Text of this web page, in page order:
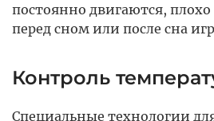
постоянно двигаются,
перед сном или после сна
Контроль
Специальные технологии